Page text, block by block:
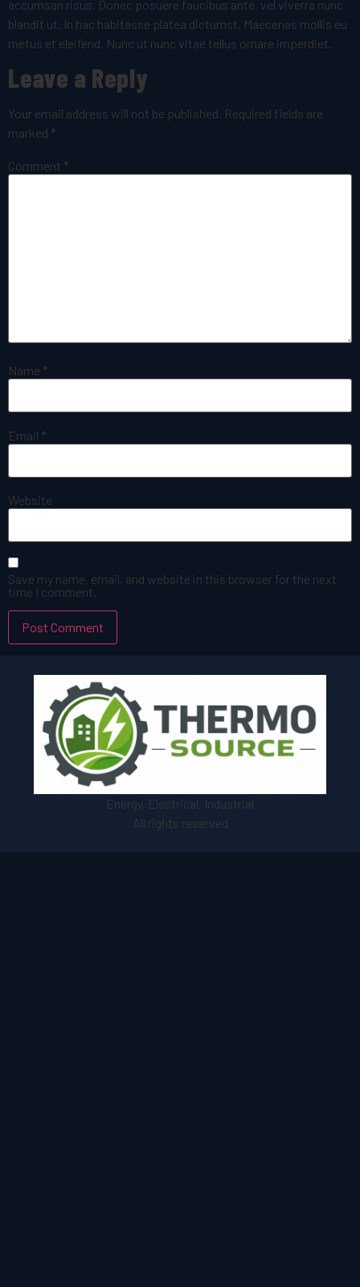
accumsan risus. Donec posuere faucibus ante, vel viverra nunc
blandit ut. In hac habitasse platea dictumst. Maecenas mollis eu
metus et eleifend. Nunc ut nunc vitae tellus ornare imperdiet.
Leave a Reply
Your email address will not be published. Required fields are
marked *
Comment *
Name *
Email *
Website
Save my name, email, and website in this browser for the next
time I comment.
Energy, Electrical, Industrial
All rights reserved